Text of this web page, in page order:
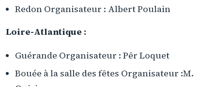
Redon Organisateur : Albert Poulain
Loire-Atlantique :
Guérande Organisateur : Pêr Loquet
Bouée à la salle des fêtes Organisateur :M.